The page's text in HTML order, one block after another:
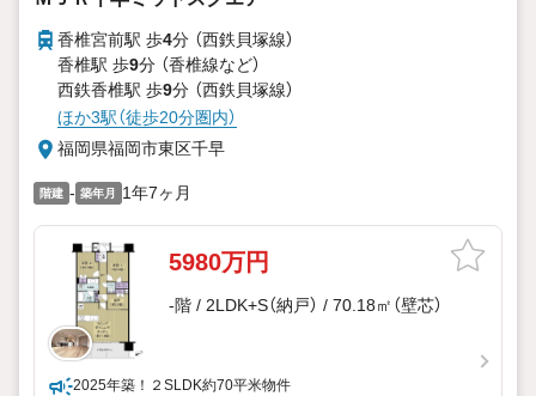
香椎宮前駅 歩4分 （西鉄貝塚線）
香椎駅 歩9分 （香椎線など）
西鉄香椎駅 歩9分 （西鉄貝塚線）
ほか3駅（徒歩20分圏内）
福岡県福岡市東区千早
階建 - 築年月 1年7ヶ月
5980万円
-階 / 2LDK+S（納戸） / 70.18㎡（壁芯）
2025年築！２SLDK約70平米物件